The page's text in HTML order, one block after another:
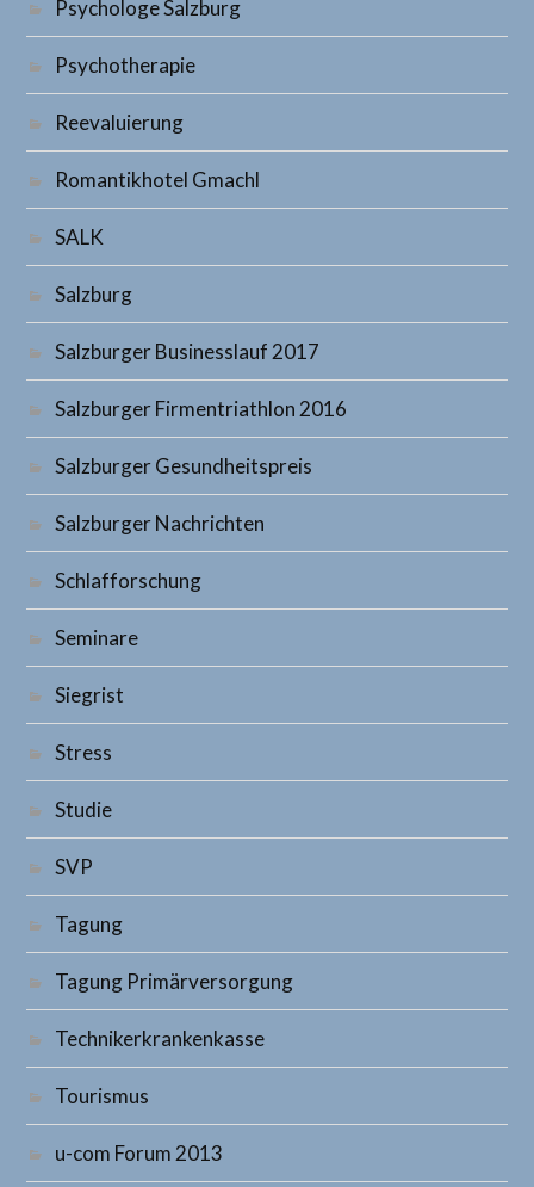
Psychologe Salzburg
Psychotherapie
Reevaluierung
Romantikhotel Gmachl
SALK
Salzburg
Salzburger Businesslauf 2017
Salzburger Firmentriathlon 2016
Salzburger Gesundheitspreis
Salzburger Nachrichten
Schlafforschung
Seminare
Siegrist
Stress
Studie
SVP
Tagung
Tagung Primärversorgung
Technikerkrankenkasse
Tourismus
u-com Forum 2013